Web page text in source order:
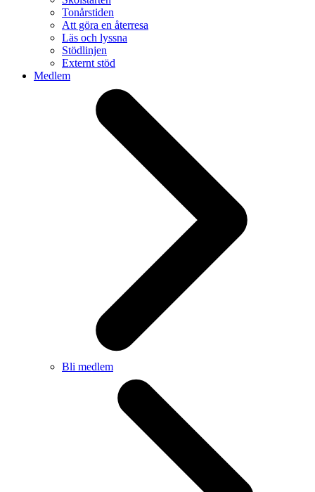
Tonårstiden
Att göra en återresa
Läs och lyssna
Stödlinjen
Externt stöd
Medlem
Bli medlem